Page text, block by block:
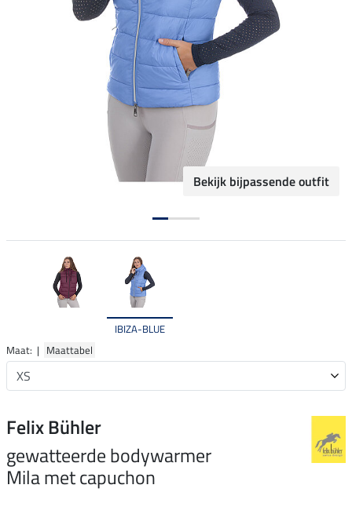
Bekijk bijpassende outfit
IBIZA-BLUE
Maat: | Maattabel
Felix Bühler
gewatteerde bodywarmer
Mila met capuchon